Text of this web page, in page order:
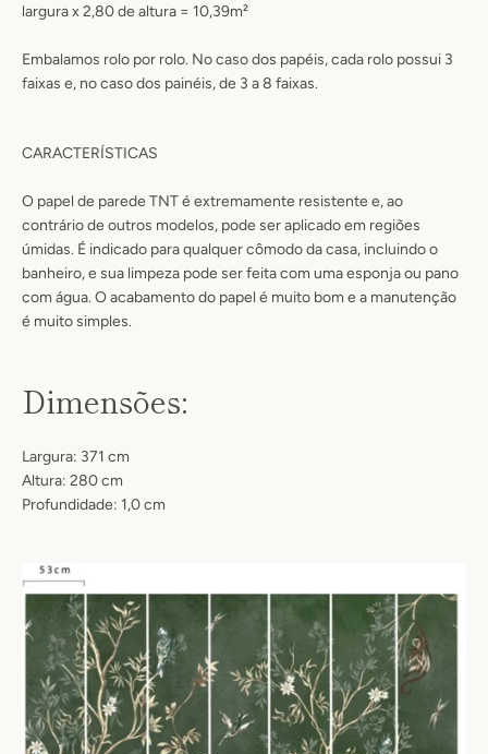
largura x 2,80 de altura = 10,39m²
Embalamos rolo por rolo. No caso dos papéis, cada rolo possui 3
faixas e, no caso dos painéis, de 3 a 8 faixas.
CARACTERÍSTICAS
O papel de parede TNT é extremamente resistente e, ao
contrário de outros modelos, pode ser aplicado em regiões
úmidas. É indicado para qualquer cômodo da casa, incluindo o
banheiro, e sua limpeza pode ser feita com uma esponja ou pano
com água. O acabamento do papel é muito bom e a manutenção
é muito simples.
Dimensões:
Largura: 371 cm
Altura: 280 cm
Profundidade: 1,0 cm